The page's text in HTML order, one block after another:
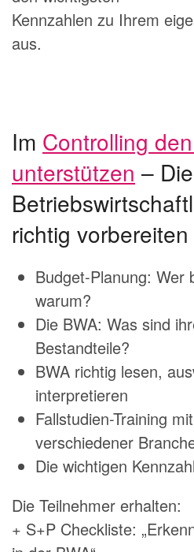
Kennzahlen zu Ihrem
aus.
Im Controlling
unterstützen – Die
richtig vorbereiten
Budget-Planung: Wer
warum?
Die BWA: Was sind
Bestandteile?
BWA richtig lesen,
interpretieren
Fallstudien-Training
verschiedener
Die wichtigen
Die Teilnehmer erhalten:
+ S+P Checkliste: